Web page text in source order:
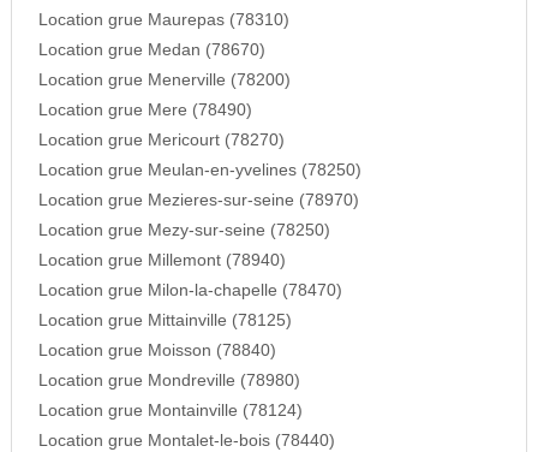
Location grue Maurepas (78310)
Location grue Medan (78670)
Location grue Menerville (78200)
Location grue Mere (78490)
Location grue Mericourt (78270)
Location grue Meulan-en-yvelines (78250)
Location grue Mezieres-sur-seine (78970)
Location grue Mezy-sur-seine (78250)
Location grue Millemont (78940)
Location grue Milon-la-chapelle (78470)
Location grue Mittainville (78125)
Location grue Moisson (78840)
Location grue Mondreville (78980)
Location grue Montainville (78124)
Location grue Montalet-le-bois (78440)